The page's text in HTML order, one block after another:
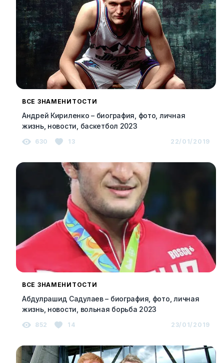
ВСЕ ЗНАМЕНИТОСТИ
Андрей Кириленко – биография, фото, личная
жизнь, новости, баскетбол 2023
630 13 22/01/2019
ВСЕ ЗНАМЕНИТОСТИ
Абдулрашид Садулаев – биография, фото, личная
жизнь, новости, вольная борьба 2023
852 14 23/01/2019